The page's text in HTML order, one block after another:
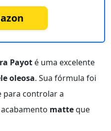
Payot é uma excelente
oleosa. Sua fórmula foi
para controlar a
matteque